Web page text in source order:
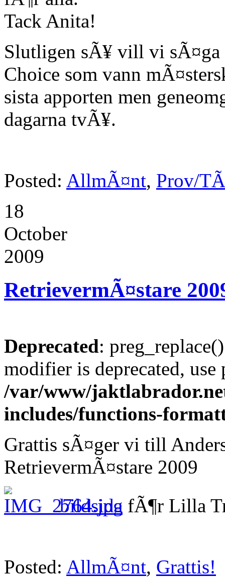
Tack Anita!
Slutligen sÃ¥ vill vi
Choice som vann
sista apporten men
dagarna tvÃ¥.
Posted: AllmÃ¤nt, Prov/
18
October
2009
RetrievermÃ¤stare
Deprecated:
modifier is deprecated,
/var/www/
includes/functions-
Grattis sÃ¤ger vi till
RetrievermÃ¤stare 2009
bildsida fÃ¶r Lilla
Posted: AllmÃ¤nt, Grattis!